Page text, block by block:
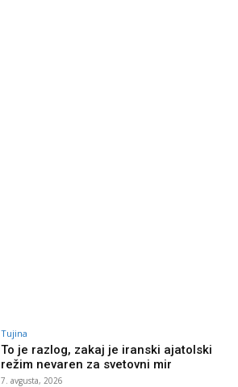
Tujina
To je razlog, zakaj je iranski ajatolski
režim nevaren za svetovni mir
7. avgusta, 2026